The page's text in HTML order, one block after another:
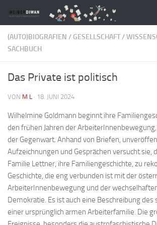
Zum Inhalt springen
(AUTO)BIOGRAFIEN / GESELLSCHAFT/
SACHBUCH
Das Private ist politisch
VON M L · 18. JUNI 2024
Wilhelmine Goldmann beginnt ihre
den frühen Jahren der
der Gegenwart. Anhand von Briefen,
Aufzeichnungen und Gesprächen versucht sie,
Familie Lettner, ihre Familiengeschichte, zu
Geschichte, die eng verbunden ist mit der
ArbeiterInnenbewegung und der
Demokratie. Es ist auch eine Beschreibung
einer ursprünglich armen Arbeiterfamilie. Die